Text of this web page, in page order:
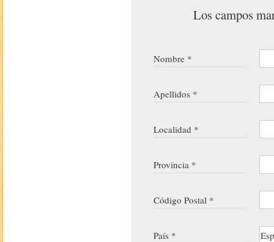
Los campos
Nombre *
Apellidos *
Localidad *
Provincia *
Código Postal *
País *